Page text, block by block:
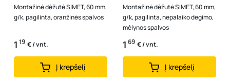
Montažinė dėžutė SIMET, 60 mm,
g/k, pagilinta, oranžinės spalvos
1 19 € / vnt.
Į krepšelį
Montažinė dėžutė SIMET, 60 mm,
g/k, pagilinta, nepalaiko degimo,
mėlynos spalvos
1 69 € / vnt.
Į krepšelį